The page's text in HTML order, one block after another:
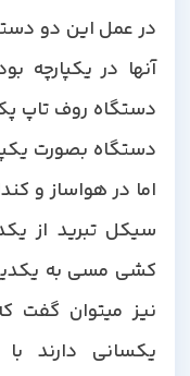
در عمل این دو
آنها در یکپارچه
دستگاه روف تاپ
دستگاه بصورت
اما در هواساز و
سیکل تبرید از
کشی مسی به یکدیگر
نیز میتوان گفت که
یکسانی دارند با